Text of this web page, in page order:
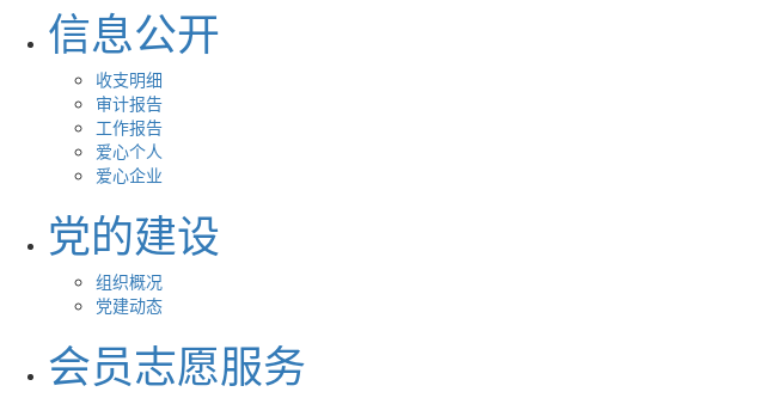
信息公开
收支明细
审计报告
工作报告
爱心个人
爱心企业
党的建设
组织概况
党建动态
会员志愿服务